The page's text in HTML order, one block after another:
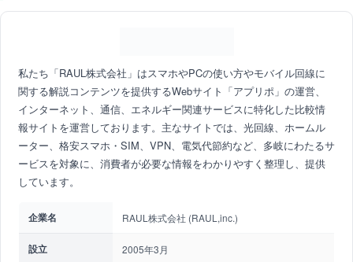
私たち「RAUL株式会社」はスマホやPCの使い方やモバイル回線に
関する解説コンテンツを提供するWebサイト「アプリポ」の運営、
インターネット、通信、エネルギー関連サービスに特化した比較情
報サイトを運営しております。主なサイトでは、光回線、ホームル
ーター、格安スマホ・SIM、VPN、電気代節約など、多岐にわたるサ
ービスを対象に、消費者が必要な情報をわかりやすく整理し、提供
しています。
企業名 RAUL株式会社 (RAUL,inc.)
設立 2005年3月